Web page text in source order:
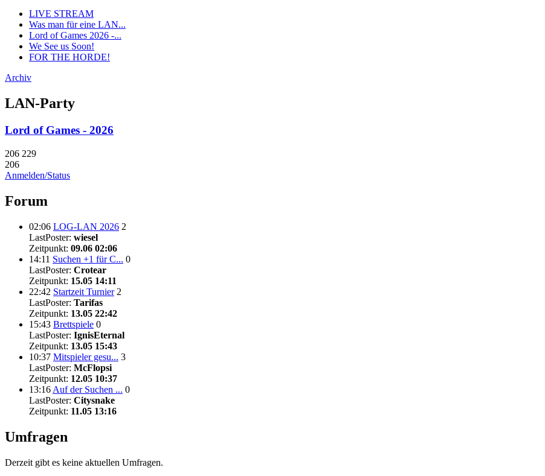
LIVE STREAM
Was man für eine LAN...
Lord of Games 2026 -...
We See us Soon!
FOR THE HORDE!
Archiv
LAN-Party
Lord of Games - 2026
206 229
206
Anmelden/Status
Forum
02:06 LOG-LAN 2026 2
LastPoster: wiesel
Zeitpunkt: 09.06 02:06
14:11 Suchen +1 für C... 0
LastPoster: Crotear
Zeitpunkt: 15.05 14:11
22:42 Startzeit Turnier 2
LastPoster: Tarifas
Zeitpunkt: 13.05 22:42
15:43 Brettspiele 0
LastPoster: IgnisEternal
Zeitpunkt: 13.05 15:43
10:37 Mitspieler gesu... 3
LastPoster: McFlopsi
Zeitpunkt: 12.05 10:37
13:16 Auf der Suchen ... 0
LastPoster: Citysnake
Zeitpunkt: 11.05 13:16
Umfragen
Derzeit gibt es keine aktuellen Umfragen.